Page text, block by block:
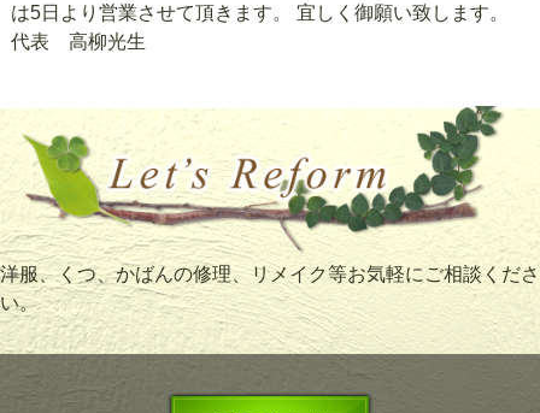
は5日より営業させて頂きます。 宜しく御願い致します。
代表 高柳光生
洋服、くつ、かばんの修理、リメイク等お気軽にご相談くださ
い。